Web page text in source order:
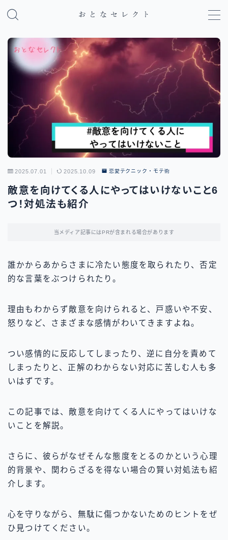
MENU
パパ活のやり方・基礎知識
パパ活アプリ比較
地域別パパ活ガイド
2025.07.01 2025.10.09 恋愛テクニック・モテ術
敵意を向けてくる人にやってはいけないこと6
つ！対処法も紹介
当メディア記事にはPRが含まれる場合があります
誰かからあからさまに冷たい態度を取られたり、否定
的な言葉をぶつけられたり。
理由もわからず敵意を向けられると、戸惑いや不安、
怒りなど、さまざまな感情がわいてきますよね。
つい感情的に反応してしまったり、逆に自分を責めて
しまったりと、正解のわからない対応に苦しむ人も多
いはずです。
この記事では、敵意を向けてくる人にやってはいけな
いことを解説。
さらに、彼らがなぜそんな態度をとるのかという心理
的背景や、関わらざるを得ない場合の賢い対処法も紹
介します。
心を守りながら、無駄に傷つかないためのヒントをぜ
ひ見つけてください。